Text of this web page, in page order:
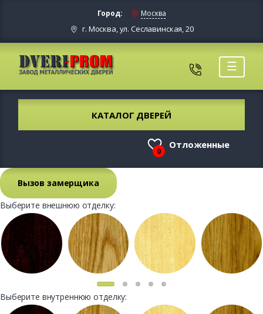
Город: Москва
г. Москва, ул. Сеславинская, 20
☰
КАТАЛОГ ДВЕРЕЙ
0
Отложенные
Вызов замерщика
Выберите внешнюю отделку:
Выберите внутреннюю отделку: